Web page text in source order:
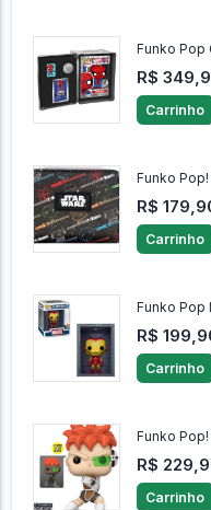
Funko Pop
R$
Carrinho
Funko Pop!
R$
Carrinho
Funko Pop
R$
Carrinho
Funko
R$
Carrinho